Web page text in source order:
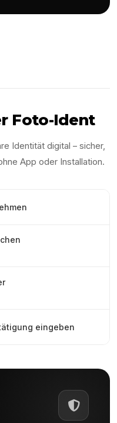
Foto-Ident
Identität digital – sicher,
App oder Installation.
eingeben